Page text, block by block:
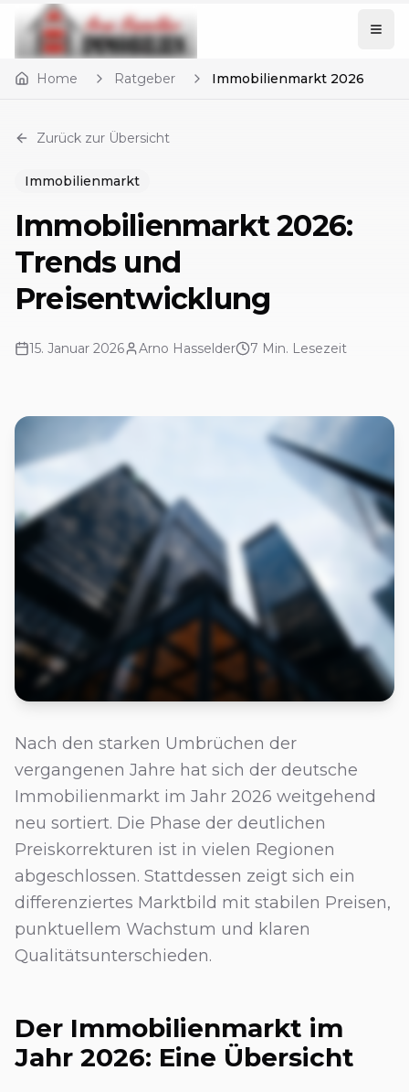
Home Ratgeber Immobilienmarkt 2026
Zurück zur Übersicht
Immobilienmarkt
Immobilienmarkt 2026:
Trends und
Preisentwicklung
15. Januar 2026 Arno Hasselder 7 Min. Lesezeit
Nach den starken Umbrüchen der
vergangenen Jahre hat sich der deutsche
Immobilienmarkt im Jahr 2026 weitgehend
neu sortiert. Die Phase der deutlichen
Preiskorrekturen ist in vielen Regionen
abgeschlossen. Stattdessen zeigt sich ein
differenziertes Marktbild mit stabilen Preisen,
punktuellem Wachstum und klaren
Qualitätsunterschieden.
Der Immobilienmarkt im
Jahr 2026: Eine Übersicht